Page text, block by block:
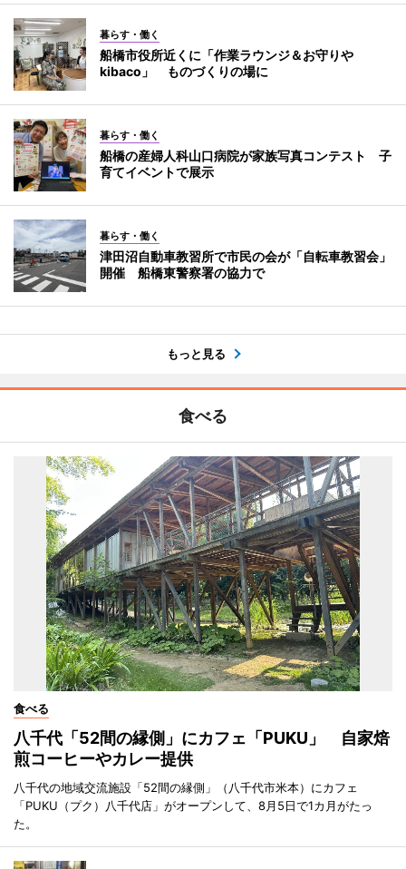
暮らす・働く
船橋市役所近くに「作業ラウンジ＆お守りや
kibaco」 ものづくりの場に
暮らす・働く
船橋の産婦人科山口病院が家族写真コンテスト 子
育てイベントで展示
暮らす・働く
津田沼自動車教習所で市民の会が「自転車教習会」
開催 船橋東警察署の協力で
もっと見る
食べる
食べる
八千代「52間の縁側」にカフェ「PUKU」 自家焙
煎コーヒーやカレー提供
八千代の地域交流施設「52間の縁側」（八千代市米本）にカフェ
「PUKU（プク）八千代店」がオープンして、8月5日で1カ月がたっ
た。